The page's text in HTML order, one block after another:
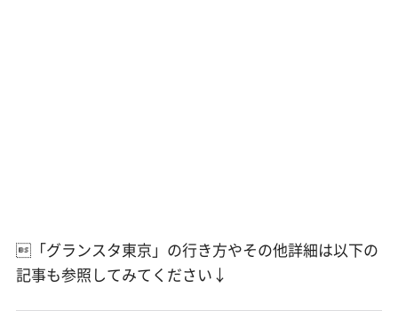
「グランスタ東京」の行き方やその他詳細は以下の
記事も参照してみてください↓